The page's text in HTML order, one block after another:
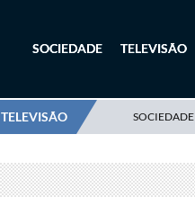
SOCIEDADE TELEVISÃO
TELEVISÃO SOCIEDADE